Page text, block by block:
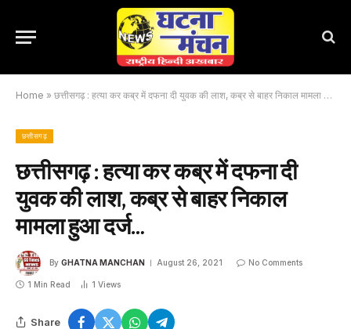
Home » छत्तीसगढ़ : हत्या कर कब्र में दफना दी युवक की लाश, कब्र से बाहर निकाल मामला हुआ दर्ज…
छत्तीसगढ़
छत्तीसगढ़ : हत्या कर कब्र में दफना दी
युवक की लाश, कब्र से बाहर निकाल
मामला हुआ दर्ज…
By GHATNA MANCHAN August 26, 2021 No Comments
1 Min Read 1 Views
Share